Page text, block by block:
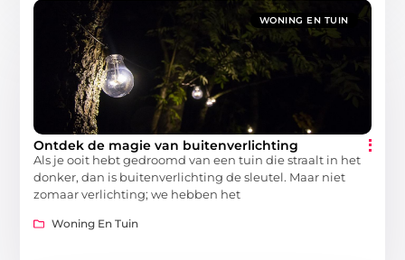
WONING EN TUIN
Ontdek de magie van buitenverlichting
Als je ooit hebt gedroomd van een tuin die straalt in het
donker, dan is buitenverlichting de sleutel. Maar niet
zomaar verlichting; we hebben het
Woning En Tuin